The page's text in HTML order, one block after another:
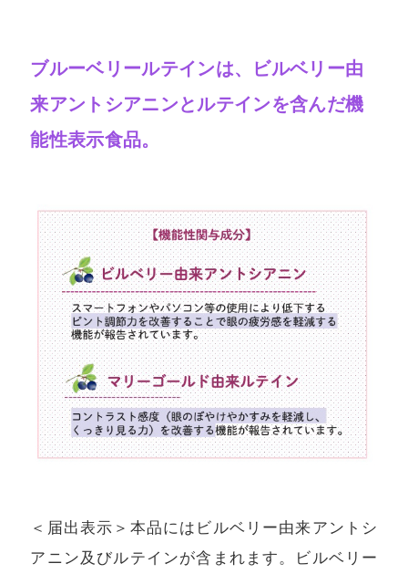
ブルーベリールテインは、ビルベリー由
来アントシアニンとルテインを含んだ機
能性表示食品。
＜届出表示＞本品にはビルベリー由来アントシ
アニン及びルテインが含まれます。ビルベリー